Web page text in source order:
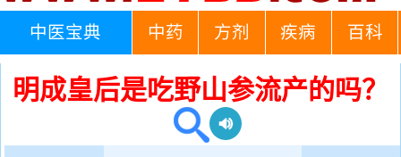
中医宝典 中药 方剂 疾病 百科
明成皇后是吃野山参流产的吗？